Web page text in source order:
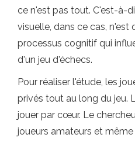
ce n'est pas tout. C'est-à-
visuelle, dans ce cas, n'est
processus cognitif qui
d'un jeu d'échecs.
Pour réaliser l'étude, les
privés tout au long du jeu.
jouer par cœur. Le
joueurs amateurs et